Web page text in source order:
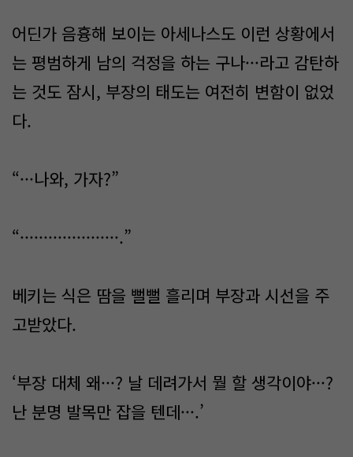
어딘가 음흉해 보이는 아세나스도 이런 상황에서
는 평범하게 남의 걱정을 하는 구나···라고 감탄하
는 것도 잠시, 부장의 태도는 여전히 변함이 없었
다.
“···나와, 가자?”
“·····················.”
베키는 식은 땀을 뻘뻘 흘리며 부장과 시선을 주
고받았다.
‘부장 대체 왜···? 날 데려가서 뭘 할 생각이야···?
난 분명 발목만 잡을 텐데···.’